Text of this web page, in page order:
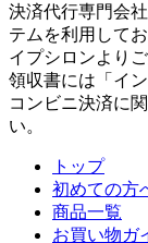
決済代行専門会
テムを利用して
イプシロンより
領収書には「イ
コンビニ決済に
い。
トップ
初めての方
商品一覧
お買い物ガ